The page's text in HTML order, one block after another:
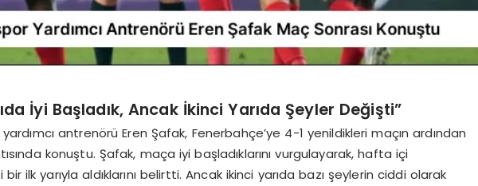
İyi Başladık, Ancak İkinci Yarıda Şeyler Değişti”
antrenörü Eren Şafak, Fenerbahçe’ye 4-1 yenildikleri maçın ardından
konuştu. Şafak, maça iyi başladıklarını vurgulayarak, hafta içi
iyi bir ilk yarıyla aldıklarını belirtti. Ancak ikinci yarıda bazı şeylerin ciddi olarak